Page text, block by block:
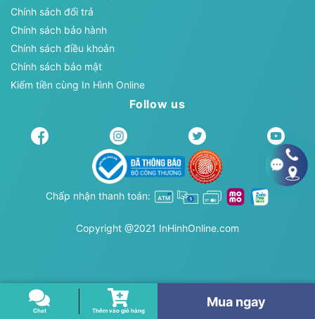
Chat Thêm vào giỏ hàng
Mua ngay
Chính sách đổi trả
Chính sách bảo hành
Chính sách điều khoản
Chính sách bảo mật
Kiếm tiền cùng In Hình Online
Follow us
Chấp nhận thanh toán:
Copyright @2021 InHinhOnline.com